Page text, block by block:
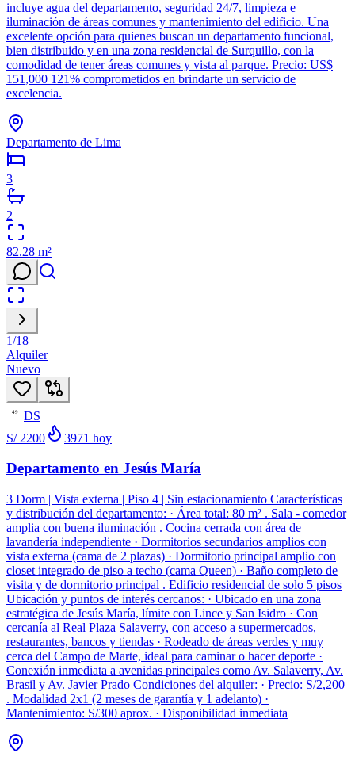
incluye agua del departamento, seguridad 24/7, limpieza e
iluminación de áreas comunes y mantenimiento del edificio. Una
excelente opción para quienes buscan un departamento funcional,
bien distribuido y en una zona residencial de Surquillo, con la
comodidad de tener áreas comunes y vista al parque. Precio: US$
151,000 121% comprometidos en brindarte un servicio de
excelencia.
Departamento de Lima
3
2
82.28 m²
1/18
Alquiler
Nuevo
49
DS
S/ 2200
3971 hoy
Departamento en Jesús María
3 Dorm | Vista externa | Piso 4 | Sin estacionamiento Características
y distribución del departamento: · Área total: 80 m² . Sala - comedor
amplia con buena iluminación . Cocina cerrada con área de
lavandería independiente · Dormitorios secundarios amplios con
vista externa (cama de 2 plazas) · Dormitorio principal amplio con
closet integrado de piso a techo (cama Queen) · Baño completo de
visita y de dormitorio principal . Edificio residencial de solo 5 pisos
Ubicación y puntos de interés cercanos: · Ubicado en una zona
estratégica de Jesús María, límite con Lince y San Isidro · Con
cercanía al Real Plaza Salaverry, con acceso a supermercados,
restaurantes, bancos y tiendas · Rodeado de áreas verdes y muy
cerca del Campo de Marte, ideal para caminar o hacer deporte ·
Conexión inmediata a avenidas principales como Av. Salaverry, Av.
Brasil y Av. Javier Prado Condiciones del alquiler: · Precio: S/2,200
. Modalidad 2x1 (2 meses de garantía y 1 adelanto) ·
Mantenimiento: S/300 aprox. · Disponibilidad inmediata